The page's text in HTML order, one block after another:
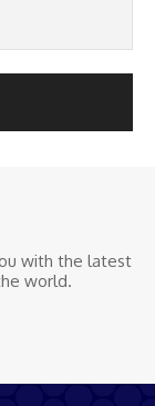
with the latest
world.